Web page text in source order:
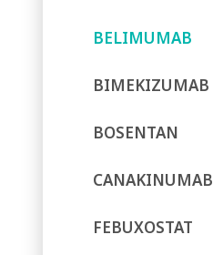
BELIMUMAB
BIMEKIZUMAB
BOSENTAN
CANAKINUMAB
FEBUXOSTAT